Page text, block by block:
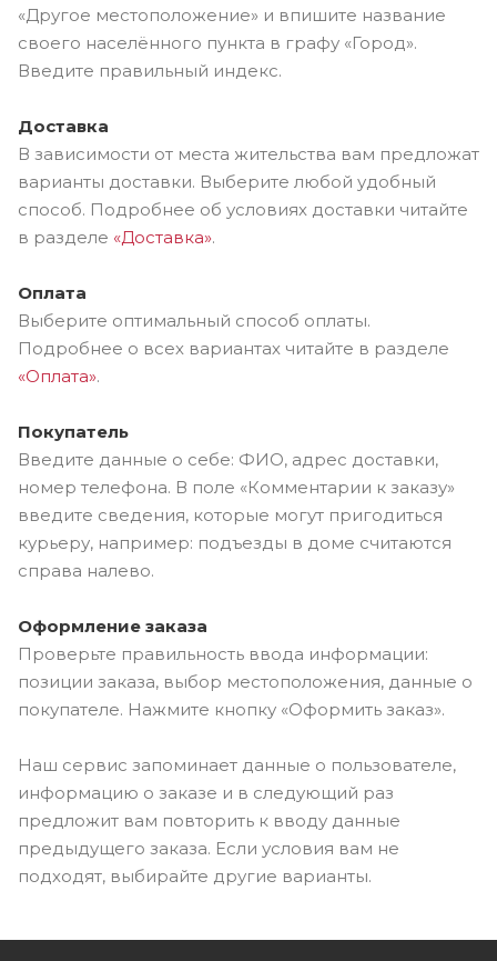
«Другое местоположение» и впишите название
своего населённого пункта в графу «Город».
Введите правильный индекс.
Доставка
В зависимости от места жительства вам предложат
варианты доставки. Выберите любой удобный
способ. Подробнее об условиях доставки читайте
в разделе «Доставка».
Оплата
Выберите оптимальный способ оплаты.
Подробнее о всех вариантах читайте в разделе
«Оплата».
Покупатель
Введите данные о себе: ФИО, адрес доставки,
номер телефона. В поле «Комментарии к заказу»
введите сведения, которые могут пригодиться
курьеру, например: подъезды в доме считаются
справа налево.
Оформление заказа
Проверьте правильность ввода информации:
позиции заказа, выбор местоположения, данные о
покупателе. Нажмите кнопку «Оформить заказ».
Наш сервис запоминает данные о пользователе,
информацию о заказе и в следующий раз
предложит вам повторить к вводу данные
предыдущего заказа. Если условия вам не
подходят, выбирайте другие варианты.